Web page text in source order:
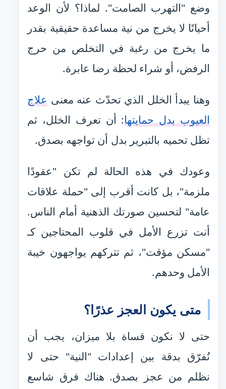
وضع "التهرب الصامت". لماذا؟ لأن الوعد
أحيانًا لا يخرج من نية مساعدة حقيقية بقدر
ما يخرج من رغبة في التخلص من حرج
الرفض، أو شراء لحظة رضا عابرة.
وهنا يبدأ الخلل الذي تحدّث عنه معنى علاج
العيوب بدل حمايتها: أن تعرف الخلل، ثم
تظل تحميه بالتبرير بدل أن تواجهه بصدق.
وعودك في هذه الحالة لم تكن "عقودًا
ملزمة"، بل كانت أقرب إلى "حملة علاقات
عامة" لتحسين صورتك الذهنية أمام الناس.
أنت تزرع الأمل في قلوب المحتاجين كـ
"مسكن مؤقت"، ثم تتركهم يواجهون خيبة
الأمل وحدهم.
متى يكون العجز عذرًا؟
حتى لا نكون قساة بلا ميزان، يجب أن
نُفرّق بدقة بين إعدادات "النية" حتى لا
نظلم من عجز بصدق. هناك فرق شاسع